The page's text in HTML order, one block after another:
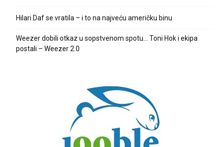
Hilari Daf se vratila – i to na najveću američku binu
Weezer dobili otkaz u sopstvenom spotu… Toni Hok i ekipa
postali – Weezer 2.0